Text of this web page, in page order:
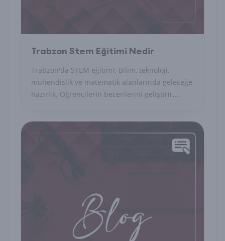
Trabzon Stem Eğitimi Nedir
Trabzon'da STEM eğitimi: Bilim, teknoloji,
mühendislik ve matematik alanlarında geleceğe
hazırlık. Öğrencilerin becerilerini geliştirir,